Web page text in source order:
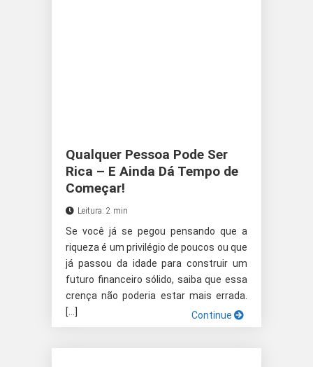
Qualquer Pessoa Pode Ser
Rica – E Ainda Dá Tempo de
Começar!
Leitura: 2 min
Se você já se pegou pensando que a
riqueza é um privilégio de poucos ou que
já passou da idade para construir um
futuro financeiro sólido, saiba que essa
crença não poderia estar mais errada.
[…]
Continue